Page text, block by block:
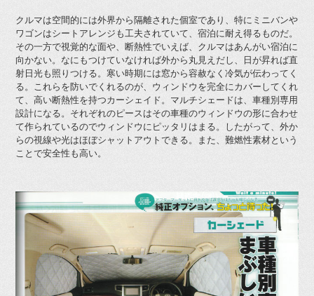
クルマは空間的には外界から隔離された個室であり、特にミニバンや
ワゴンはシートアレンジも工夫されていて、宿泊に耐え得るものだ。
その一方で視覚的な面や、断熱性でいえば、クルマはあんがい宿泊に
向かない。なにもつけていなければ外から丸見えだし、日が昇れば直
射日光も照りつける。寒い時期には窓から容赦なく冷気が伝わってく
る。これらを防いでくれるのが、ウィンドウを完全にカバーしてくれ
て、高い断熱性を持つカーシェイド。マルチシェードは、車種別専用
設計になる。それぞれのピースはその車種のウィンドウの形に合わせ
て作られているのでウィンドウにピッタリはまる。したがって、外か
らの視線や光はほぼシャットアウトできる。また、難燃性素材という
ことで安全性も高い。